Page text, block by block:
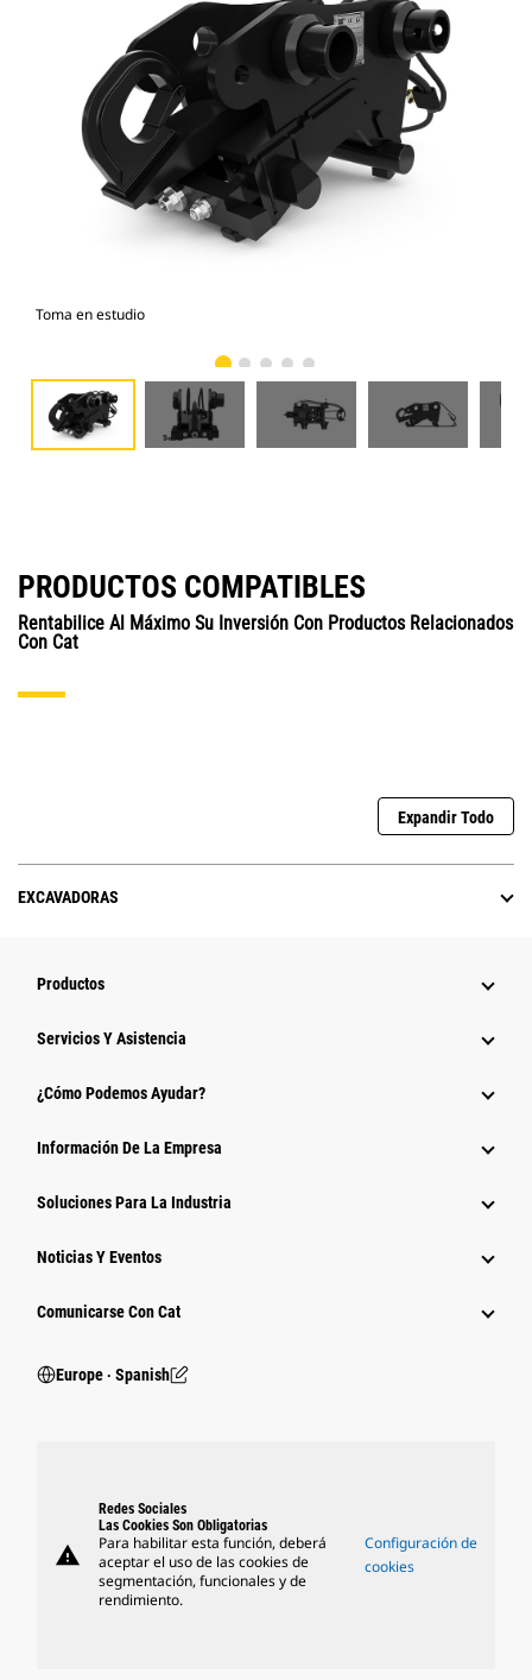
Toma en estudio
PRODUCTOS COMPATIBLES
Rentabilice Al Máximo Su Inversión Con Productos Relacionados
Con Cat
Expandir Todo
EXCAVADORAS
Productos
Servicios Y Asistencia
¿Cómo Podemos Ayudar?
Información De La Empresa
Soluciones Para La Industria
Noticias Y Eventos
Comunicarse Con Cat
Europe ‧ Spanish
warning
Redes Sociales
Las Cookies Son Obligatorias
Para habilitar esta función, deberá
aceptar el uso de las cookies de
segmentación, funcionales y de
rendimiento.
Configuración de
cookies